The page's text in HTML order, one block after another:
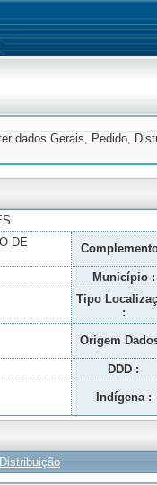
dados Gerais, Pedido,
DE
Município :
Tipo
:
Origem
DDD :
Indígena :
Distribuição